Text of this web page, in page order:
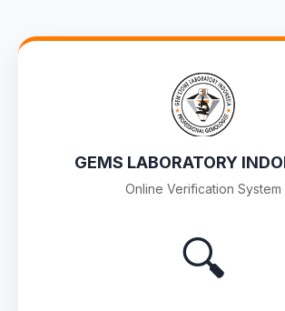
GEMS LABORATORY
Online Verification System
🔍